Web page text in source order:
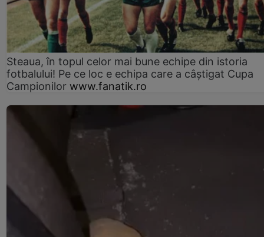
Steaua, în topul celor mai bune echipe din istoria
fotbalului! Pe ce loc e echipa care a câştigat Cupa
Campionilor www.fanatik.ro